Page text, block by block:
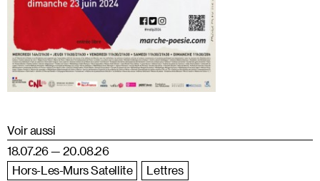
Voir aussi
18.07.26 — 20.08.26
Hors-Les-Murs Satellite
Lettres